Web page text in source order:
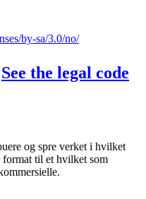
by-sa/3.0/no/
See the legal code
og spre verket i hvilket
format til et hvilket som